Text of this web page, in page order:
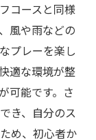
コースと同様
風や雨などの
プレーを楽し
適な環境が整
可能です。さ
き、自分のス
め、初心者か